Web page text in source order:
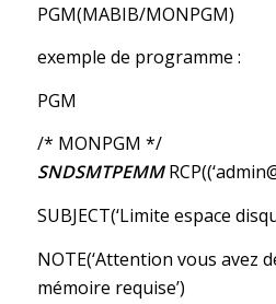
PGM(MABIB/MONPGM)
exemple de programme :
PGM
/* MONPGM */
SNDSMTPEMM
SUBJECT(‘Limite espace
NOTE(‘Attention vous avez
mémoire requise’)